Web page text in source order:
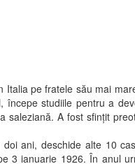
pe fratele său mai
începe studiile pentru a
saleziană. A fost sfinţit
ani, deschide alte 10
3 ianuarie 1926. În anul